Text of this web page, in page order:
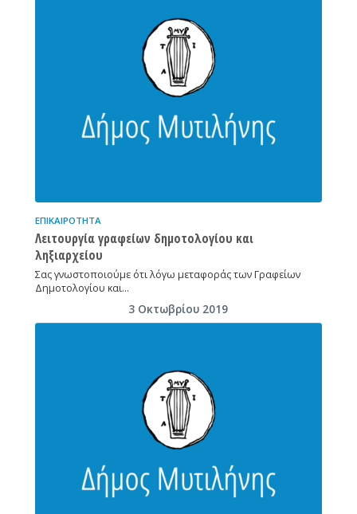
ΕΠΙΚΑΙΡΌΤΗΤΑ
Λειτουργία γραφείων δημοτολογίου και
ληξιαρχείου
Σας γνωστοποιούμε ότι λόγω μεταφοράς των Γραφείων
Δημοτολογίου και…
3 Οκτωβρίου 2019